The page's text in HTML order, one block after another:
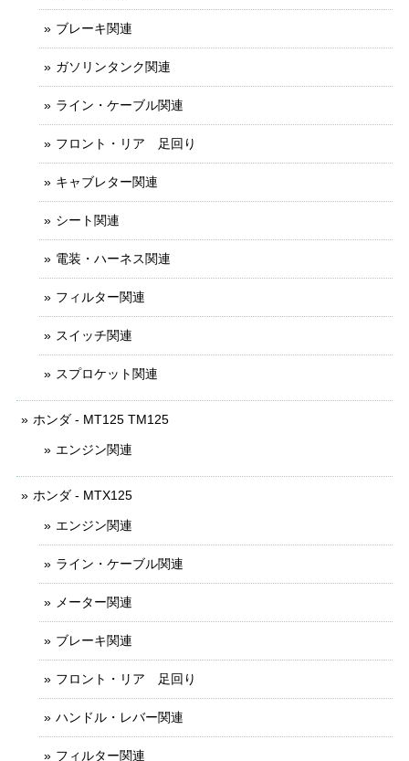
ブレーキ関連
ガソリンタンク関連
ライン・ケーブル関連
フロント・リア 足回り
キャブレター関連
シート関連
電装・ハーネス関連
フィルター関連
スイッチ関連
スプロケット関連
ホンダ - MT125 TM125
エンジン関連
ホンダ - MTX125
エンジン関連
ライン・ケーブル関連
メーター関連
ブレーキ関連
フロント・リア 足回り
ハンドル・レバー関連
フィルター関連